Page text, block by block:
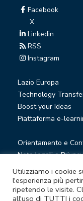
Facebook
X
Linkedin
RSS
Instagram
Lazio Europa
Technology
Boost your Ideas
Piattaforma e-
Orientamento e
Note legali e
Privacy Newsletter
Società trasparente
Whistleblowing
Utilizziamo i cookie
l'esperienza più
ripetendo le visite.
all'uso di TUTTI i